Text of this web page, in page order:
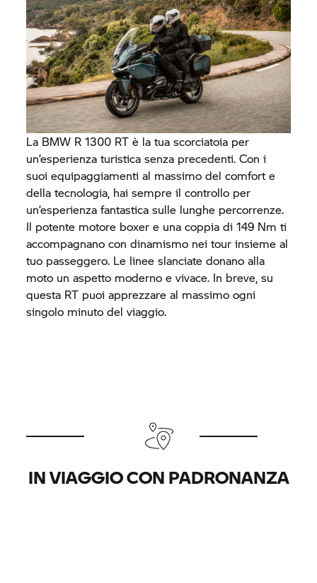
La BMW R 1300 RT è la tua scorciatoia per
un’esperienza turistica senza precedenti. Con i
suoi equipaggiamenti al massimo del comfort e
della tecnologia, hai sempre il controllo per
un’esperienza fantastica sulle lunghe percorrenze.
Il potente motore boxer e una coppia di 149 Nm ti
accompagnano con dinamismo nei tour insieme al
tuo passeggero. Le linee slanciate donano alla
moto un aspetto moderno e vivace. In breve, su
questa RT puoi apprezzare al massimo ogni
singolo minuto del viaggio.
IN VIAGGIO CON PADRONANZA